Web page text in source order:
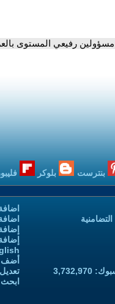
رفيعي المستوى
بنترست بلوكر
أضف